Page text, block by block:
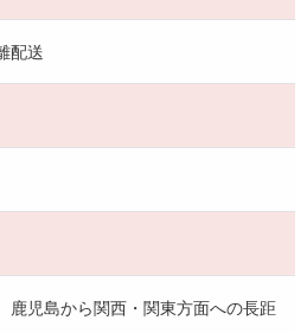
配送
鹿児島から関西・関東方面への長距